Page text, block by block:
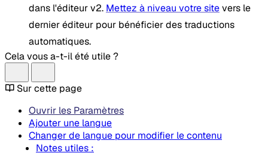
dans l'éditeur v2. Mettez à niveau votre sitevers le
dernier éditeur pour bénéficier des traductions
automatiques.
Cela vous a-t-il été utile ?
Sur cette page
Ouvrir les Paramètres
Ajouter une langue
Changer de langue pour modifier le contenu
Notes utiles :